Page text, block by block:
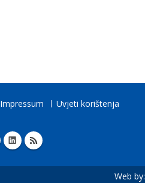
Impressum Uvjeti korištenja
Web by: